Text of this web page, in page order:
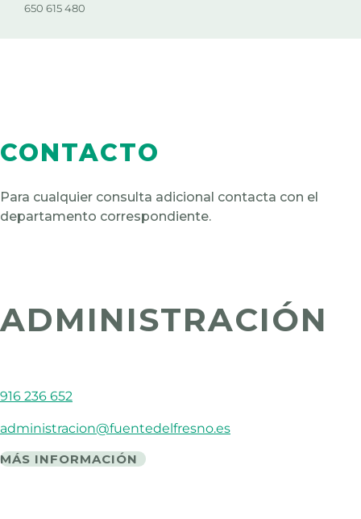
650 615 480
CONTACTO
Para cualquier consulta adicional contacta con el
departamento correspondiente.
ADMINISTRACIÓN
916 236 652
administracion@fuentedelfresno.es
MÁS INFORMACIÓN